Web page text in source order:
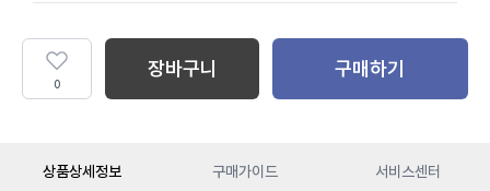
0
장바구니 구매하기
상품상세정보 구매가이드 서비스센터